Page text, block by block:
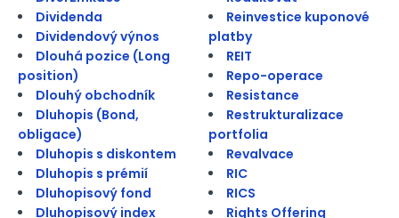
Dividenda
Dividendový výnos
Dlouhá pozice (Long
position)
Dlouhý obchodník
Dluhopis (Bond,
obligace)
Dluhopis s diskontem
Dluhopis s prémií
Dluhopisový fond
Dluhopisový index
Reinvestice kuponové
platby
REIT
Repo-operace
Resistance
Restrukturalizace
portfolia
Revalvace
RIC
RICS
Rights Offering